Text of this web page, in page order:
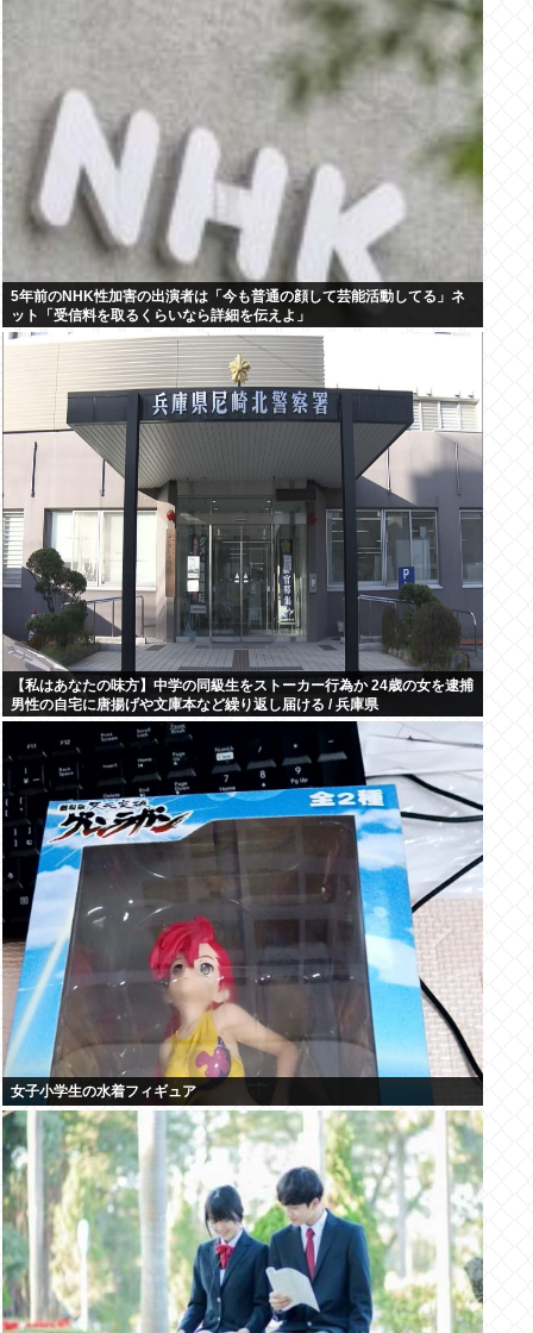
5年前のNHK性加害の出演者は「今も普通の顔して芸能活動してる」ネ
ット「受信料を取るくらいなら詳細を伝えよ」
【私はあなたの味方】中学の同級生をストーカー行為か 24歳の女を逮捕
男性の自宅に唐揚げや文庫本など繰り返し届ける / 兵庫県
女子小学生の水着フィギュア